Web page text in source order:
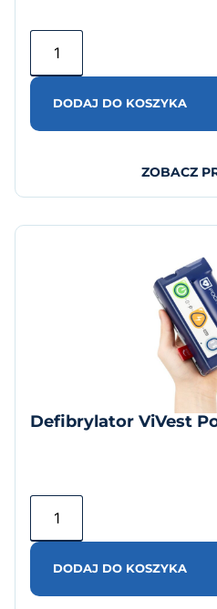
DODAJ DO KOSZYKA
ZOBACZ
Defibrylator ViVest
DODAJ DO KOSZYKA